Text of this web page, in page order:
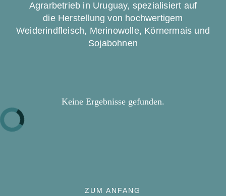
Agrarbetrieb in Uruguay, spezialisiert auf
die Herstellung von hochwertigem
Weiderindfleisch, Merinowolle, Körnermais und
Sojabohnen
Keine Ergebnisse gefunden.
ZUM ANFANG